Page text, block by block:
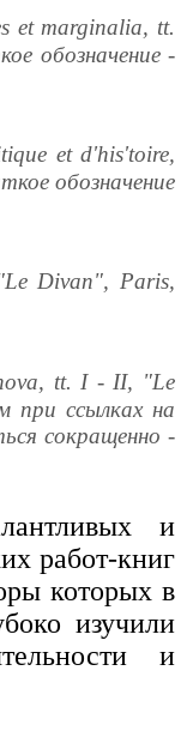
et marginalia, tt.
обозначение -
et d'his'toire,
обозначение
Divan", Paris,
tt. I - II, "Le
при ссылках на
сокращенно -
и
работ-книг
которых в
изучили
и